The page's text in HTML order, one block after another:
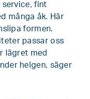
service, fint
många åk. Här
formen.
passar oss
lägret med
helgen, säger